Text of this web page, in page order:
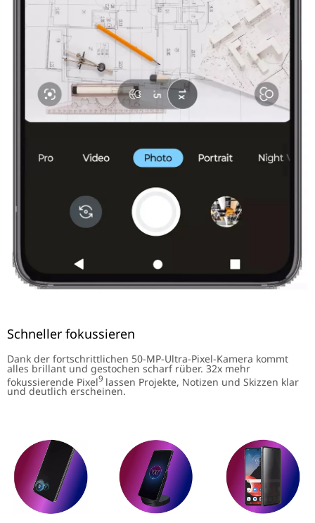
Schneller fokussieren
Dank der fortschrittlichen 50-MP-Ultra-Pixel-Kamera kommt
alles brillant und gestochen scharf rüber. 32x mehr
fokussierende Pixel9 lassen Projekte, Notizen und Skizzen klar
und deutlich erscheinen.